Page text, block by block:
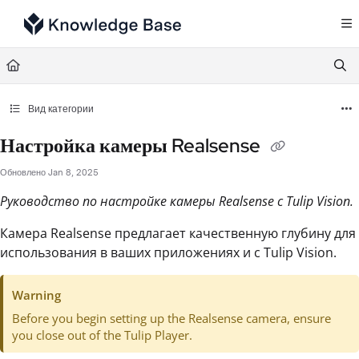
Documentation Index
Fetch the complete documentation index at:
Use this file to discover all available pages before exploring further.
Вид категории
Настройка камеры Realsense
Обновлено Jan 8, 2025
Руководство по настройке камеры Realsense с Tulip Vision.
Камера Realsense предлагает качественную глубину для
использования в ваших приложениях и с Tulip Vision.
Warning
Before you begin setting up the Realsense camera, ensure
you close out of the Tulip Player.